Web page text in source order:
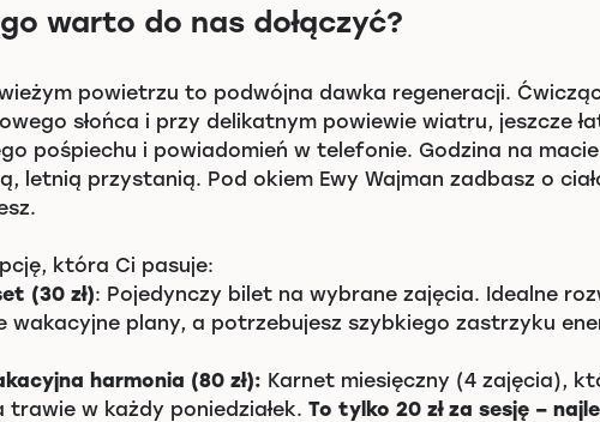
warto do nas dołączyć?
powietrzu to podwójna dawka regeneracji.
słońca i przy delikatnym powiewie wiatru, jeszcze
pośpiechu i powiadomień w telefonie. Godzina na
letnią przystanią. Pod okiem Ewy Wajman zadbasz o
która Ci pasuje:
(30 zł): Pojedynczy bilet na wybrane zajęcia. Idealne
wakacyjne plany, a potrzebujesz szybkiego zastrzyku
harmonia (80 zł): Karnet miesięczny (4 zajęcia),
trawie w każdy poniedziałek. To tylko 20 zł za sesję –